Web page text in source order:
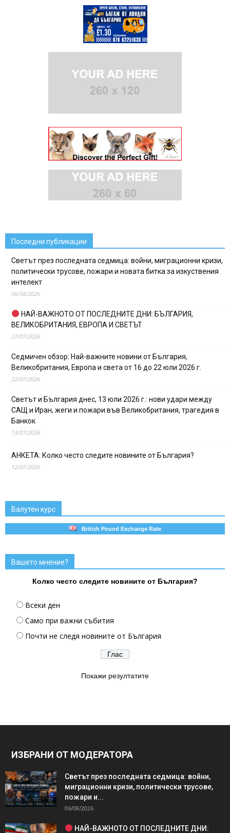
Последни публикации
Светът през последната седмица: войни, миграционни кризи,
политически трусове, пожари и новата битка за изкуствения
интелект
06/08/2026
НАЙ-ВАЖНОТО ОТ ПОСЛЕДНИТЕ ДНИ: БЪЛГАРИЯ,
ВЕЛИКОБРИТАНИЯ, ЕВРОПА И СВЕТЪТ
27/07/2026
Седмичен обзор: Най-важните новини от България,
Великобритания, Европа и света от 16 до 22 юли 2026 г.
22/07/2026
Светът и България днес, 13 юли 2026 г.: нови удари между
САЩ и Иран, жеги и пожари във Великобритания, трагедия в
Банкок
13/07/2026
АНКЕТА: Колко често следите новините от България?
12/07/2026
Валутен курс
British Pound Exchange Rate
Вашето мнение?
Колко често следите новините от България?
Всеки ден
Само при важни събития
Почти не следя новините от България
Покажи резултатите
ИЗБРАНИ ОТ МОДЕРАТОРА
Светът през последната седмица: войни,
миграционни кризи, политически трусове,
пожари и...
06/08/2026
НАЙ-ВАЖНОТО ОТ ПОСЛЕДНИТЕ ДНИ: